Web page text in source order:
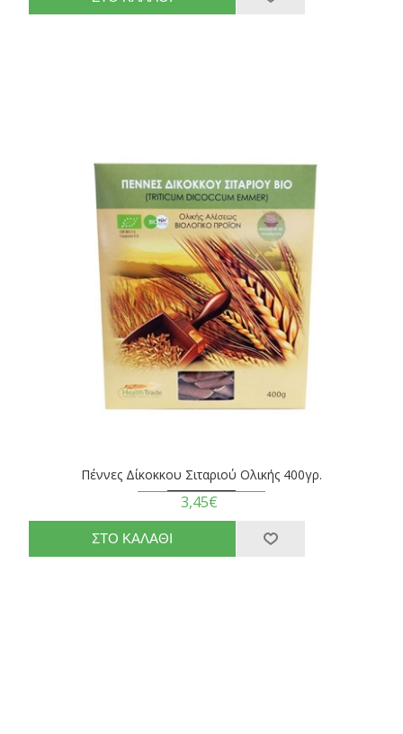
Πέννες Δίκοκκου Σιταριού Ολικής 400γρ.
3,45€